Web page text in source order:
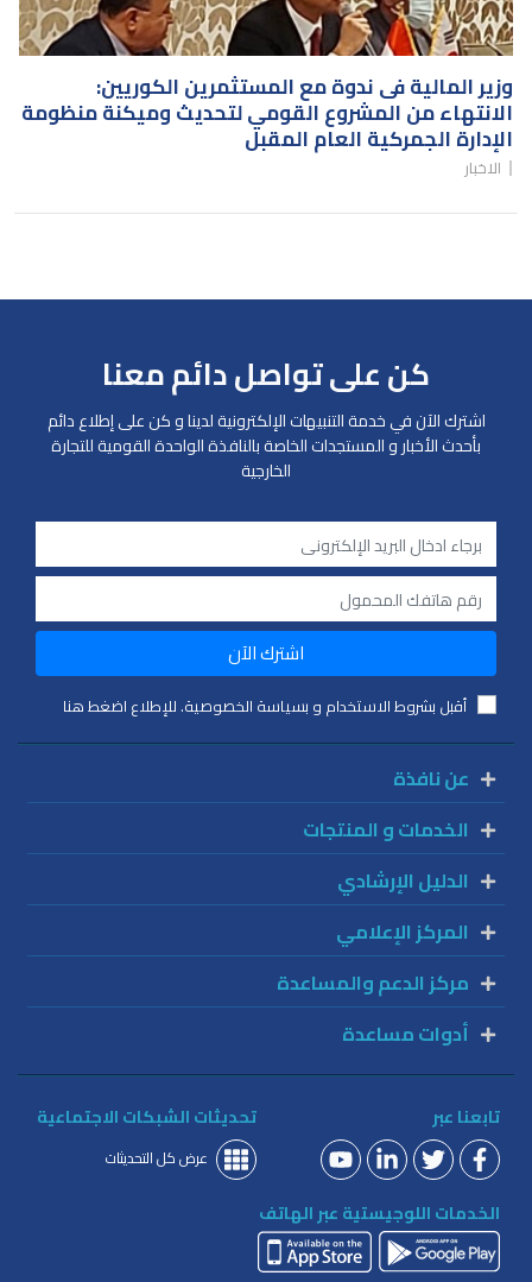
يونيو ١٦، ٢٠٢١
وزير المالية فى ندوة مع المستثمرين الكوريين:
الانتهاء من المشروع القومي لتحديث وميكنة منظومة
الإدارة الجمركية العام المقبل
الاخبار
كن على تواصل دائم معنا
اشترك الآن في خدمة التنبيهات الإلكترونية لدينا و كن على إطلاع دائم
بأحدث الأخبار و المستجدات الخاصة بالنافذة الواحدة القومية للتجارة
الخارجية
اشترك الآن
أقبل بشروط الاستخدام و بسياسة الخصوصية. للإطلاع اضغط هنا
عن نافذة
الخدمات و المنتجات
الدليل الإرشادي
المركز الإعلامي
مركز الدعم والمساعدة
أدوات مساعدة
تابعنا عبر تحديثات الشبكات الاجتماعية
عرض كل التحديثات
الخدمات اللوجيستية عبر الهاتف